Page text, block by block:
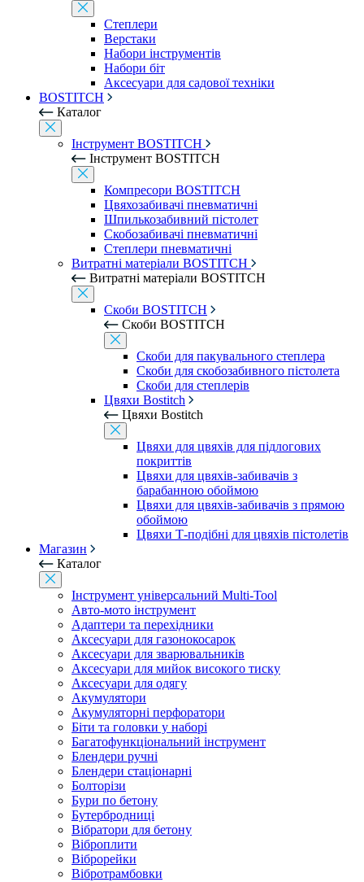
Степлери
Верстаки
Набори інструментів
Набори біт
Аксесуари для садової техніки
BOSTITCH
Каталог
Інструмент BOSTITCH
Інструмент BOSTITCH
Компресори BOSTITCH
Цвяхозабивачі пневматичні
Шпилькозабивний пістолет
Скобозабивачі пневматичні
Степлери пневматичні
Витратні матеріали BOSTITCH
Витратні матеріали BOSTITCH
Скоби BOSTITCH
Скоби BOSTITCH
Скоби для пакувального степлера
Скоби для скобозабивного пістолета
Скоби для степлерів
Цвяхи Bostitch
Цвяхи Bostitch
Цвяхи для цвяхів для підлогових
покриттів
Цвяхи для цвяхів-забивачів з
барабанною обоймою
Цвяхи для цвяхів-забивачів з прямою
обоймою
Цвяхи Т-подібні для цвяхів пістолетів
Магазин
Каталог
Інструмент універсальний Multi-Tool
Авто-мото інструмент
Адаптери та перехідники
Аксесуари для газонокосарок
Аксесуари для зварювальників
Аксесуари для мийок високого тиску
Аксесуари для одягу
Акумулятори
Акумуляторні перфоратори
Біти та головки у наборі
Багатофункціональний інструмент
Блендери ручні
Блендери стаціонарні
Болторізи
Бури по бетону
Бутербродниці
Вібратори для бетону
Віброплити
Віброрейки
Вібротрамбовки